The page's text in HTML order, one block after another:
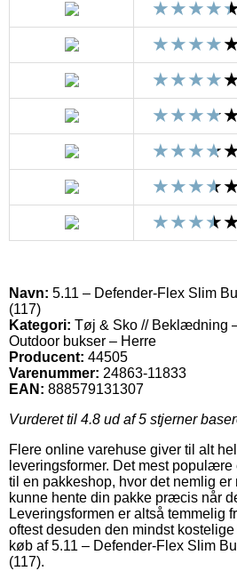
Navn: 5.11 – Defender-Flex Slim
(117)
Kategori: Tøj & Sko // Beklædning
Outdoor bukser – Herre
Producent: 44505
Varenummer: 24863-11833
EAN: 888579131307
Vurderet til 4.8 ud af 5 stjerner
Flere online varehuse giver til alt
leveringsformer. Det mest
til en pakkeshop, hvor det nemlig er
kunne hente din pakke præcis når
Leveringsformen er altså temmelig
oftest desuden den mindst
køb af 5.11 – Defender-Flex Slim
(117).